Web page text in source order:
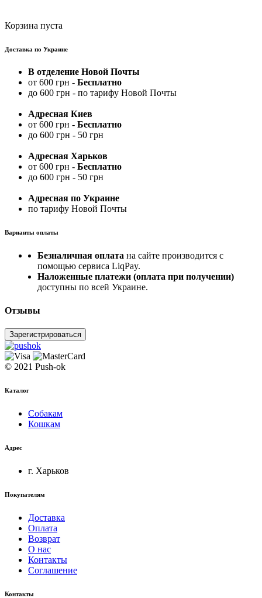
Корзина пуста
Доставка по Украине
В отделение Новой Почты
от 600 грн - Бесплатно
до 600 грн - по тарифу Новой Почты
Адресная Киев
от 600 грн - Бесплатно
до 600 грн - 50 грн
Адресная Харьков
от 600 грн - Бесплатно
до 600 грн - 50 грн
Адресная по Украине
по тарифу Новой Почты
Варианты оплаты
Безналичная оплата на сайте производится с
помощью сервиса LiqPay.
Наложенные платежи (оплата при получении)
доступны по всей Украине.
Отзывы
Зарегистрироваться
© 2021 Push-ok
Каталог
Собакам
Кошкам
Адрес
г. Харьков
Покупателям
Доставка
Оплата
Возврат
О нас
Контакты
Соглашение
Контакты